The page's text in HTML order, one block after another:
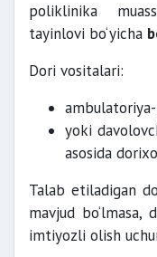
poliklinika
tayinlovi bo‘yicha
Dori vositalari:
yoki
asosida
Talab etiladigan
mavjud bo‘lmasa,
imtiyozli olish